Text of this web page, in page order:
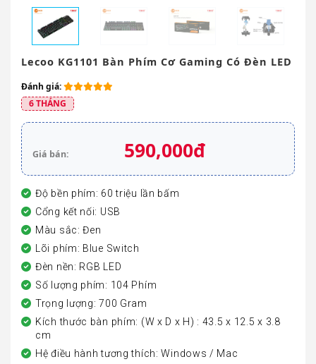
Lecoo KG1101 Bàn Phím Cơ Gaming Có Đèn LED
Đánh giá:
6 THÁNG
Giá bán: 590,000đ
Độ bền phím: 60 triệu lần bấm
Cổng kết nối: USB
Màu sắc: Đen
Lõi phím: Blue Switch
Đèn nền: RGB LED
Số lượng phím: 104 Phím
Trọng lượng: 700 Gram
Kích thước bàn phím: (W x D x H) : 43.5 x 12.5 x 3.8
cm
Hệ điều hành tương thích: Windows / Mac